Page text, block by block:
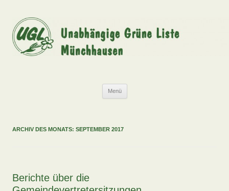
springen
Menü
ARCHIV DES MONATS: SEPTEMBER 2017
Berichte über die